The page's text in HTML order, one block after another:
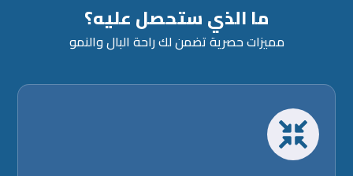
ما الذي ستحصل عليه؟
مميزات حصرية تضمن لك راحة البال والنمو
